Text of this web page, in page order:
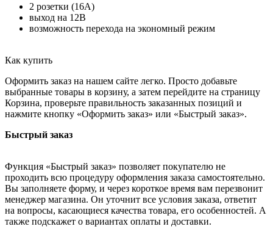
2 розетки (16A)
выход на 12В
возможность перехода на экономный режим
Как купить
Оформить заказ на нашем сайте легко. Просто добавьте
выбранные товары в корзину, а затем перейдите на страницу
Корзина, проверьте правильность заказанных позиций и
нажмите кнопку «Оформить заказ» или «Быстрый заказ».
Быстрый заказ
Функция «Быстрый заказ» позволяет покупателю не
проходить всю процедуру оформления заказа самостоятельно.
Вы заполняете форму, и через короткое время вам перезвонит
менеджер магазина. Он уточнит все условия заказа, ответит
на вопросы, касающиеся качества товара, его особенностей. А
также подскажет о вариантах оплаты и доставки.